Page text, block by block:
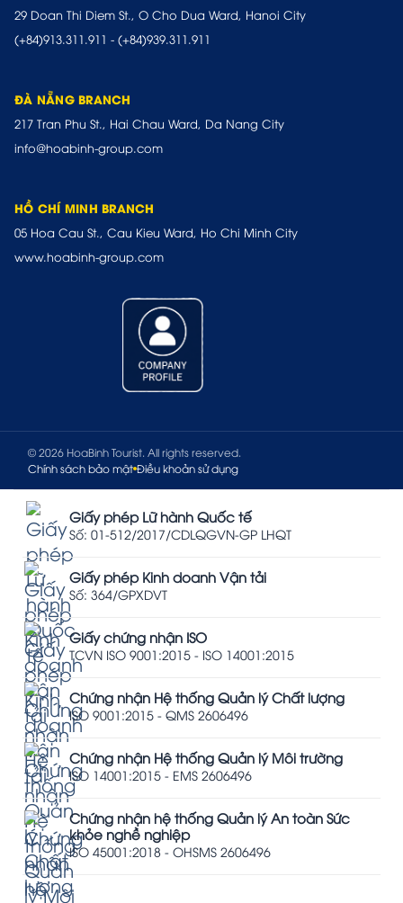
29 Doan Thi Diem St., O Cho Dua Ward, Hanoi City
(+84)913.311.911 - (+84)939.311.911
ĐÀ NẴNG BRANCH
217 Tran Phu St., Hai Chau Ward, Da Nang City
info@hoabinh-group.com
HỒ CHÍ MINH BRANCH
05 Hoa Cau St., Cau Kieu Ward, Ho Chi Minh City
www.hoabinh-group.com
© 2026 HoaBinh Tourist. All rights reserved.
Chính sách bảo mật Điều khoản sử dụng
Giấy phép Lữ hành Quốc tế
Số: 01-512/2017/CDLQGVN-GP LHQT
Giấy phép Kinh doanh Vận tải
Số: 364/GPXDVT
Giấy chứng nhận ISO
TCVN ISO 9001:2015 - ISO 14001:2015
Chứng nhận Hệ thống Quản lý Chất lượng
ISO 9001:2015 - QMS 2606496
Chứng nhận Hệ thống Quản lý Môi trường
ISO 14001:2015 - EMS 2606496
Chứng nhận hệ thống Quản lý An toàn Sức
khỏe nghề nghiệp
ISO 45001:2018 - OHSMS 2606496